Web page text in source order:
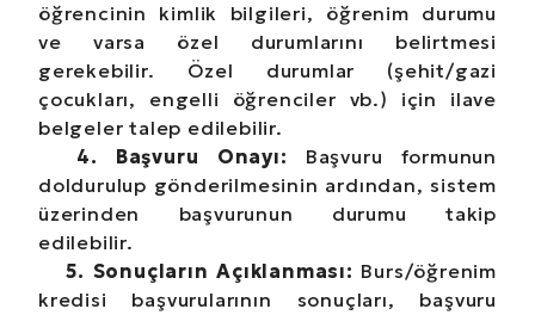
öğrencinin kimlik bilgileri, öğrenim durumu
ve varsa özel durumlarını belirtmesi
gerekebilir. Özel durumlar (şehit/gazi
çocukları, engelli öğrenciler vb.) için ilave
belgeler talep edilebilir.
4. Başvuru Onayı: Başvuru formunun
doldurulup gönderilmesinin ardından, sistem
üzerinden başvurunun durumu takip
edilebilir.
5. Sonuçların Açıklanması: Burs/öğrenim
kredisi başvurularının sonuçları, başvuru